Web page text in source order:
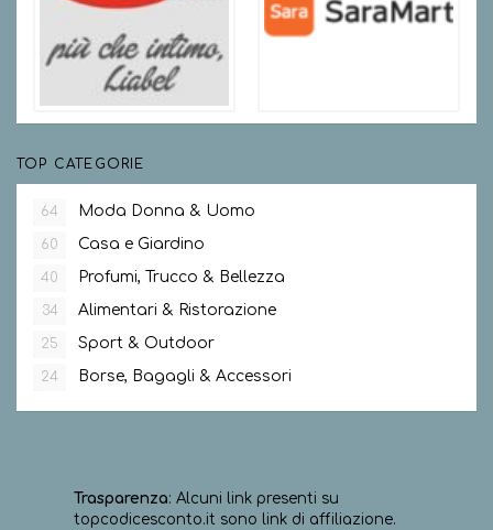
TOP CATEGORIE
64 Moda Donna & Uomo
60 Casa e Giardino
40 Profumi, Trucco & Bellezza
34 Alimentari & Ristorazione
25 Sport & Outdoor
24 Borse, Bagagli & Accessori
Trasparenza: Alcuni link presenti su
topcodicesconto.it sono link di affiliazione.